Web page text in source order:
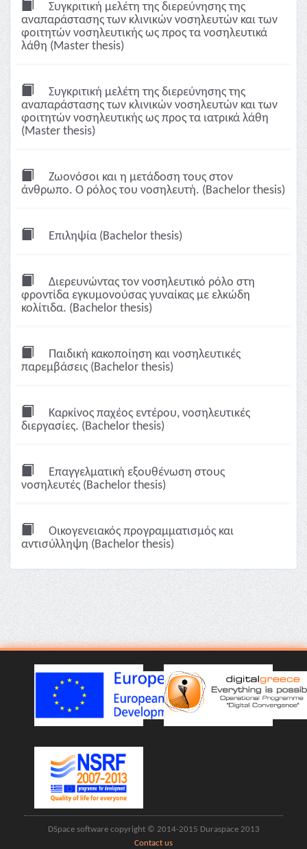
Συγκριτική μελέτη της διερεύνησης της
αναπαράστασης των κλινικών νοσηλευτών και των
φοιτητών νοσηλευτικής ως προς τα νοσηλευτικά
λάθη (Master thesis)
Συγκριτική μελέτη της διερεύνησης της
αναπαράστασης των κλινικών νοσηλευτών και των
φοιτητών νοσηλευτικής ως προς τα ιατρικά λάθη
(Master thesis)
Ζωονόσοι και η μετάδοση τους στον
άνθρωπο. Ο ρόλος του νοσηλευτή. (Bachelor thesis)
Επιληψία (Bachelor thesis)
Διερευνώντας τον νοσηλευτικό ρόλο στη
φροντίδα εγκυμονούσας γυναίκας με ελκώδη
κολίτιδα. (Bachelor thesis)
Παιδική κακοποίηση και νοσηλευτικές
παρεμβάσεις (Bachelor thesis)
Καρκίνος παχέος εντέρου, νοσηλευτικές
διεργασίες. (Bachelor thesis)
Επαγγελματική εξουθένωση στους
νοσηλευτές (Bachelor thesis)
Οικογενειακός προγραμματισμός και
αντισύλληψη (Bachelor thesis)
DSpace software copyright © 2014-2015 Duraspace 2013
Contact us